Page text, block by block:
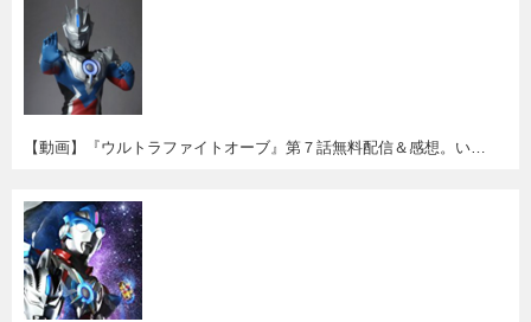
【動画】『ウルトラファイトオーブ』第７話無料配信＆感想。いよいよラス前。ゼロとオーブの兄弟(!?)バトルが燃える！